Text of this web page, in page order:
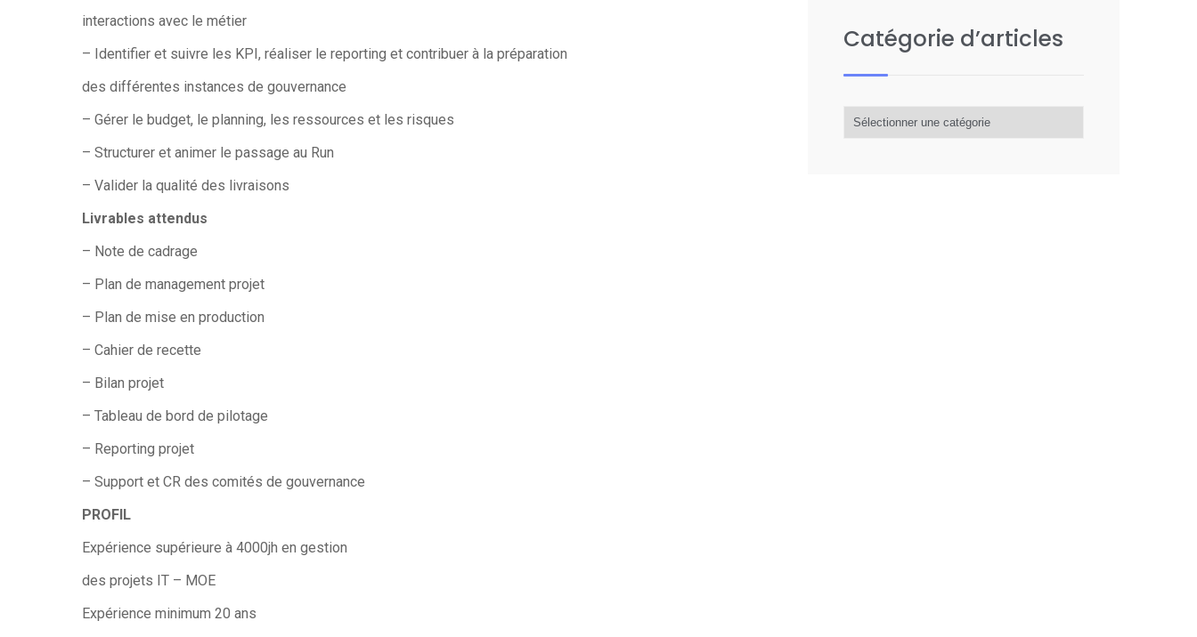
interactions avec le métier
– Identifier et suivre les KPI, réaliser le reporting et contribuer à la préparation
des différentes instances de gouvernance
– Gérer le budget, le planning, les ressources et les risques
– Structurer et animer le passage au Run
– Valider la qualité des livraisons
Livrables attendus
– Note de cadrage
– Plan de management projet
– Plan de mise en production
– Cahier de recette
– Bilan projet
– Tableau de bord de pilotage
– Reporting projet
– Support et CR des comités de gouvernance
PROFIL
Expérience supérieure à 4000jh en gestion
des projets IT – MOE
Expérience minimum 20 ans
Catégorie d’articles
d’articles